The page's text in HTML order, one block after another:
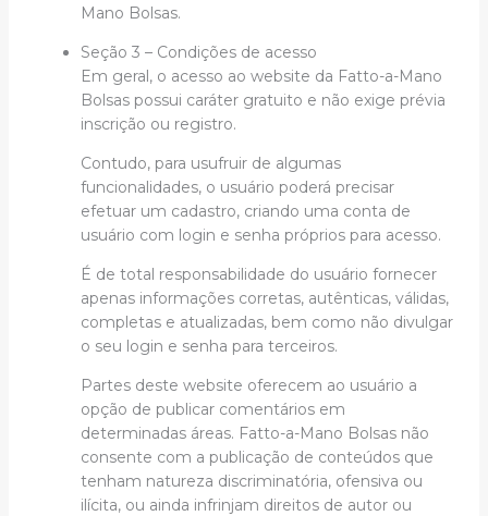
Mano Bolsas.
Seção 3 – Condições de acesso
Em geral, o acesso ao website da Fatto-a-Mano
Bolsas possui caráter gratuito e não exige prévia
inscrição ou registro.
Contudo, para usufruir de algumas
funcionalidades, o usuário poderá precisar
efetuar um cadastro, criando uma conta de
usuário com login e senha próprios para acesso.
É de total responsabilidade do usuário fornecer
apenas informações corretas, autênticas, válidas,
completas e atualizadas, bem como não divulgar
o seu login e senha para terceiros.
Partes deste website oferecem ao usuário a
opção de publicar comentários em
determinadas áreas. Fatto-a-Mano Bolsas não
consente com a publicação de conteúdos que
tenham natureza discriminatória, ofensiva ou
ilícita, ou ainda infrinjam direitos de autor ou